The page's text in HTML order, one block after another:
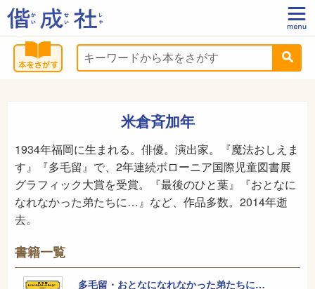
米倉斉加年
1934年福岡に生まれる。俳優。演出家。『魔法おしえま
す』『多毛留』で、2年連続ボローニア国際児童図書展
グラフィック大賞を受賞。『最後のひと葉』『おとなに
なれなかった弟たちに…』など、作品多数。2014年逝
去。
書籍一覧
多毛留・おとなになれなかった弟たちに…